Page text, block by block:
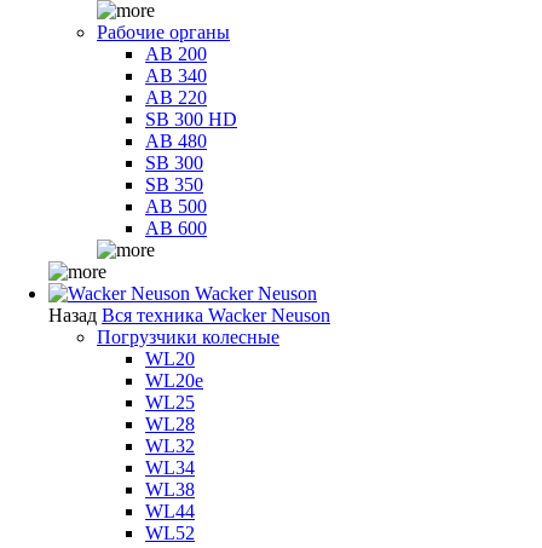
Рабочие органы
AB 200
AB 340
AB 220
SB 300 HD
AB 480
SB 300
SB 350
AB 500
AB 600
Wacker Neuson
Назад Вся техника Wacker Neuson
Погрузчики колесные
WL20
WL20e
WL25
WL28
WL32
WL34
WL38
WL44
WL52